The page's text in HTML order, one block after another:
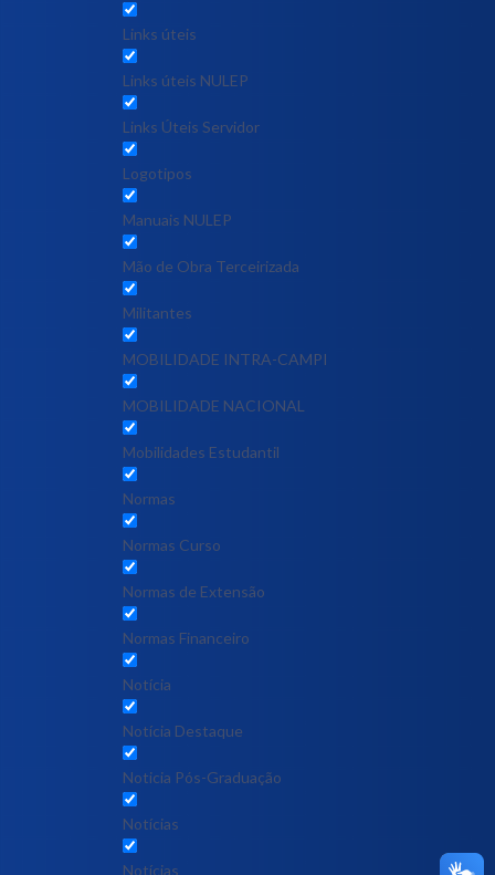
Links úteis
Links úteis NULEP
Links Úteis Servidor
Logotipos
Manuais NULEP
Mão de Obra Terceirizada
Militantes
MOBILIDADE INTRA-CAMPI
MOBILIDADE NACIONAL
Mobilidades Estudantil
Normas
Normas Curso
Normas de Extensão
Normas Financeiro
Notícia
Notícia Destaque
Noticia Pós-Graduação
Notícias
Notícias